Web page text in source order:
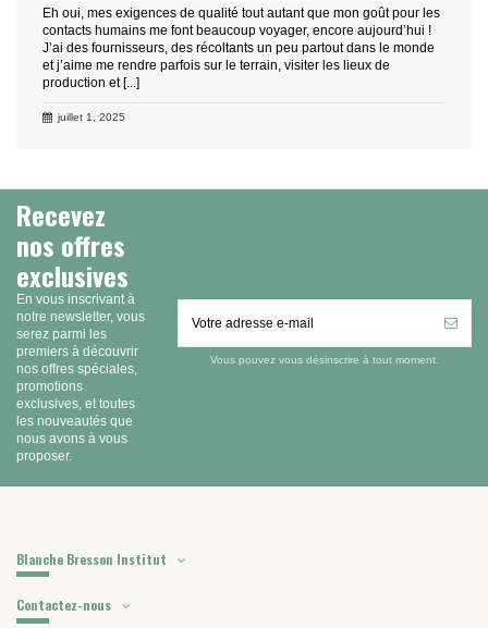
Eh oui, mes exigences de qualité tout autant que mon goût pour les
contacts humains me font beaucoup voyager, encore aujourd’hui !
J’ai des fournisseurs, des récoltants un peu partout dans le monde
et j’aime me rendre parfois sur le terrain, visiter les lieux de
production et [...]
juillet 1, 2025
Recevez
nos offres
exclusives
En vous inscrivant à
notre newsletter, vous
serez parmi les
premiers à découvrir
nos offres spéciales,
promotions
exclusives, et toutes
les nouveautés que
nous avons à vous
proposer.
Vous pouvez vous désinscrire à tout moment.
Blanche Bresson Institut
Contactez-nous